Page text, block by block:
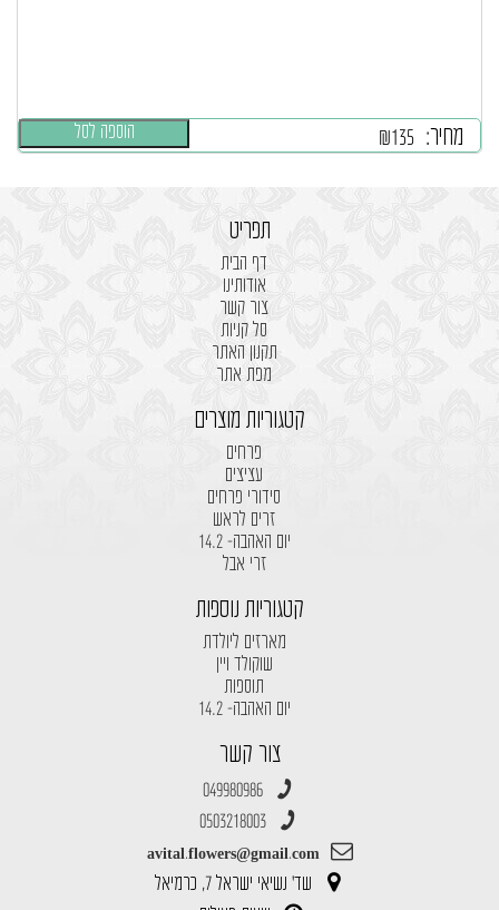
מחיר: ₪135 הוספה לסל
תפריט
דף הבית
אודותינו
צור קשר
סל קניות
תקנון האתר
מפת אתר
קטגוריות מוצרים
פרחים
עציצים
סידורי פרחים
זרים לראש
יום האהבה- 14.2
זרי אבל
קטגוריות נוספות
מארזים ליולדת
שוקולד ויין
תוספות
יום האהבה- 14.2
צור קשר
049980986
0503218003
avital.flowers@gmail.com
שד' נשיאי ישראל 7, כרמיאל